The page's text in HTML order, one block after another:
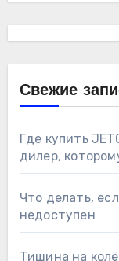
Свежие
Где купить
дилер,
Что делать,
недоступен
Тишина на